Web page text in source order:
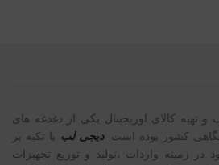
تهیه کالای اوریجینال یکی از دغدغه های
کشور بوده است.دیجی لب با تکیه بر
25 ساله خود در زمینه واردات ،تولید و توزیع تجهیزات